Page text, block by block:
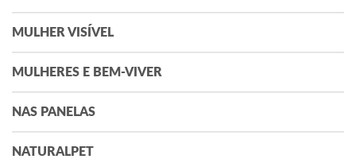
MULHER VISÍVEL
MULHERES E BEM-VIVER
NAS PANELAS
NATURALPET